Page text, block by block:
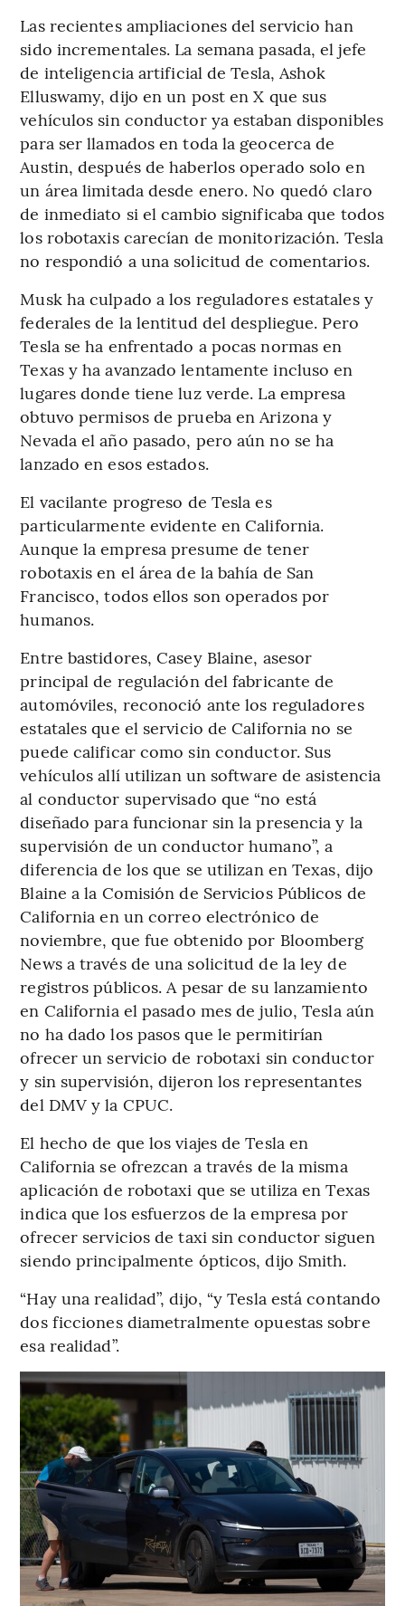
Las recientes ampliaciones del servicio han
sido incrementales. La semana pasada, el jefe
de inteligencia artificial de Tesla, Ashok
Elluswamy, dijo en un post en X que sus
vehículos sin conductor ya estaban disponibles
para ser llamados en toda la geocerca de
Austin, después de haberlos operado solo en
un área limitada desde enero. No quedó claro
de inmediato si el cambio significaba que todos
los robotaxis carecían de monitorización. Tesla
no respondió a una solicitud de comentarios.
Musk ha culpado a los reguladores estatales y
federales de la lentitud del despliegue. Pero
Tesla se ha enfrentado a pocas normas en
Texas y ha avanzado lentamente incluso en
lugares donde tiene luz verde. La empresa
obtuvo permisos de prueba en Arizona y
Nevada el año pasado, pero aún no se ha
lanzado en esos estados.
El vacilante progreso de Tesla es
particularmente evidente en California.
Aunque la empresa presume de tener
robotaxis en el área de la bahía de San
Francisco, todos ellos son operados por
humanos.
Entre bastidores, Casey Blaine, asesor
principal de regulación del fabricante de
automóviles, reconoció ante los reguladores
estatales que el servicio de California no se
puede calificar como sin conductor. Sus
vehículos allí utilizan un software de asistencia
al conductor supervisado que “no está
diseñado para funcionar sin la presencia y la
supervisión de un conductor humano”, a
diferencia de los que se utilizan en Texas, dijo
Blaine a la Comisión de Servicios Públicos de
California en un correo electrónico de
noviembre, que fue obtenido por Bloomberg
News a través de una solicitud de la ley de
registros públicos. A pesar de su lanzamiento
en California el pasado mes de julio, Tesla aún
no ha dado los pasos que le permitirían
ofrecer un servicio de robotaxi sin conductor
y sin supervisión, dijeron los representantes
del DMV y la CPUC.
El hecho de que los viajes de Tesla en
California se ofrezcan a través de la misma
aplicación de robotaxi que se utiliza en Texas
indica que los esfuerzos de la empresa por
ofrecer servicios de taxi sin conductor siguen
siendo principalmente ópticos, dijo Smith.
“Hay una realidad”, dijo, “y Tesla está contando
dos ficciones diametralmente opuestas sobre
esa realidad”.